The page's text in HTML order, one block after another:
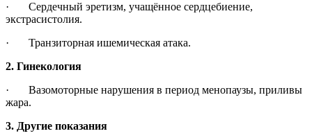
· Сердечный эретизм, учащённое сердцебиение,
экстрасистолия.
· Транзиторная ишемическая атака.
2. Гинекология
· Вазомоторные нарушения в период менопаузы, приливы
жара.
3. Другие показания